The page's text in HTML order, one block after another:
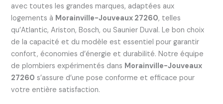
avec toutes les grandes marques, adaptées aux
logements à Morainville-Jouveaux 27260, telles
qu’Atlantic, Ariston, Bosch, ou Saunier Duval. Le bon choix
de la capacité et du modèle est essentiel pour garantir
confort, économies d’énergie et durabilité. Notre équipe
de plombiers expérimentés dans Morainville-Jouveaux
27260 s’assure d’une pose conforme et efficace pour
votre entière satisfaction.